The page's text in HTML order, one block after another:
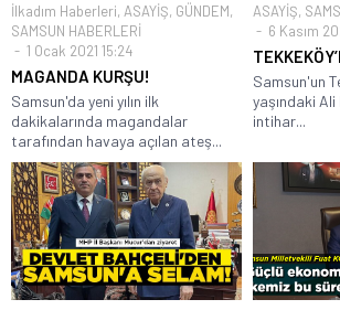
İlkadım Haberleri, ASAYİŞ, GÜNDEM,
SAMSUN HABERLERİ
1 Ocak 2021 15:24
MAGANDA KURŞU!
Samsun'da yeni yılın ilk
dakikalarında magandalar
tarafından havaya açılan ateş...
ASAYİŞ,
6 Kasım
Samsun'un
yaşındaki
intihar...